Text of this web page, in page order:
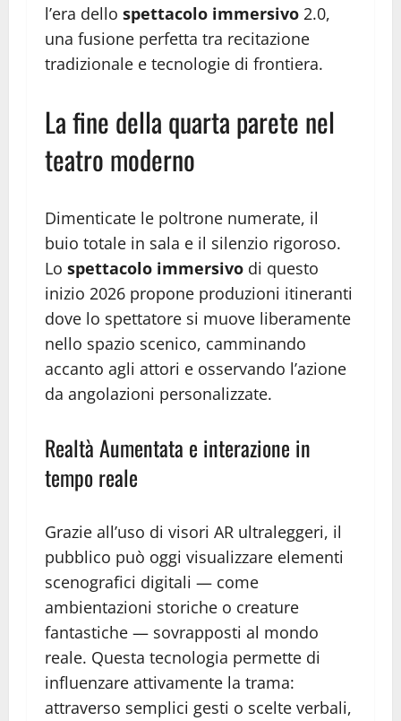
l’era dello spettacolo immersivo 2.0,
una fusione perfetta tra recitazione
tradizionale e tecnologie di frontiera.
La fine della quarta parete nel
teatro moderno
Dimenticate le poltrone numerate, il
buio totale in sala e il silenzio rigoroso.
Lo spettacolo immersivo di questo
inizio 2026 propone produzioni itineranti
dove lo spettatore si muove liberamente
nello spazio scenico, camminando
accanto agli attori e osservando l’azione
da angolazioni personalizzate.
Realtà Aumentata e interazione in
tempo reale
Grazie all’uso di visori AR ultraleggeri, il
pubblico può oggi visualizzare elementi
scenografici digitali — come
ambientazioni storiche o creature
fantastiche — sovrapposti al mondo
reale. Questa tecnologia permette di
influenzare attivamente la trama:
attraverso semplici gesti o scelte verbali,